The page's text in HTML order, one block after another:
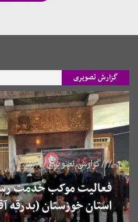
گزارش تصویری
///گزارش تصویری///
فعالیت موکب خدمت
استان خوزستان (بدرقه